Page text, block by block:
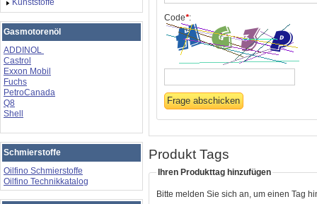
Code*:
Produkt Tags
Ihren Produkttag hinzufügen
Bitte melden Sie sich an, um einen Tag
Kunststoffe
Gasmotorenöl
ADDINOL
Castrol
Exxon Mobil
Fuchs
PetroCanada
Q8
Shell
Schmierstoffe
Oilfino Schmierstoffe
Oilfino Technikkatalog